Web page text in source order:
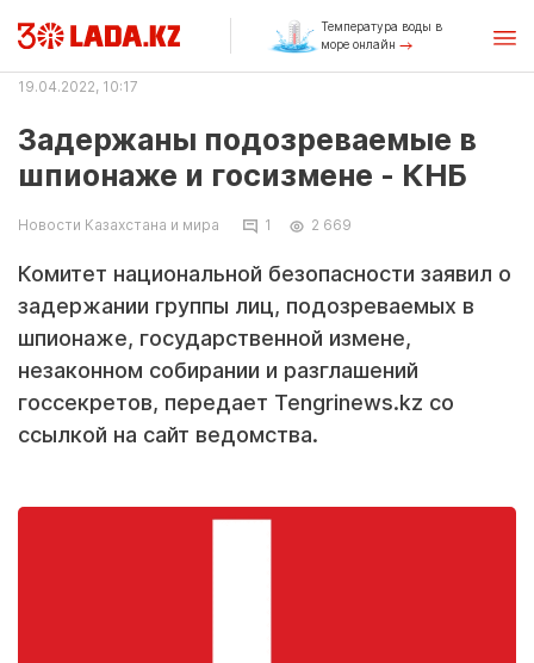
Температура воды в
море онлайн
19.04.2022, 10:17
Задержаны подозреваемые в
шпионаже и госизмене - КНБ
Новости Казахстана и мира 1 2 669
Комитет национальной безопасности заявил о
задержании группы лиц, подозреваемых в
шпионаже, государственной измене,
незаконном собирании и разглашений
госсекретов, передает Tengrinews.kz со
ссылкой на сайт ведомства.